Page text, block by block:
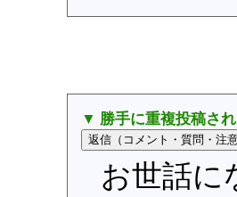
▼ 勝手に重複投稿さ
お世話に